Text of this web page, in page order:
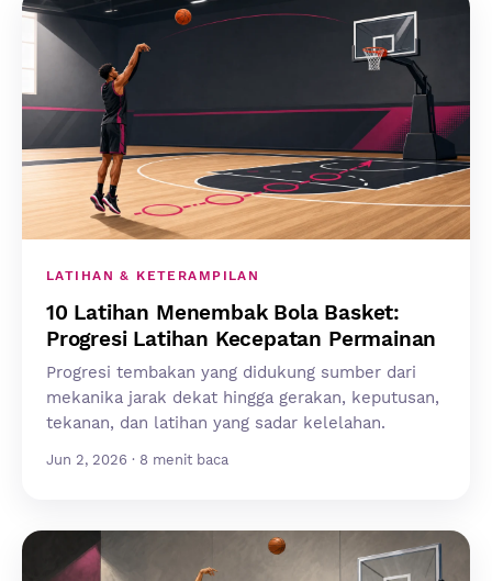
LATIHAN & KETERAMPILAN
10 Latihan Menembak Bola Basket:
Progresi Latihan Kecepatan Permainan
Progresi tembakan yang didukung sumber dari
mekanika jarak dekat hingga gerakan, keputusan,
tekanan, dan latihan yang sadar kelelahan.
Jun 2, 2026 · 8 menit baca